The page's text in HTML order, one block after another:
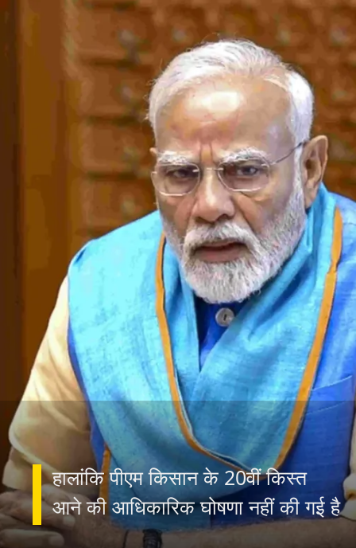
हालांकि पीएम किसान के 20वीं किस्त
आने की आधिकारिक घोषणा नहीं की गई है